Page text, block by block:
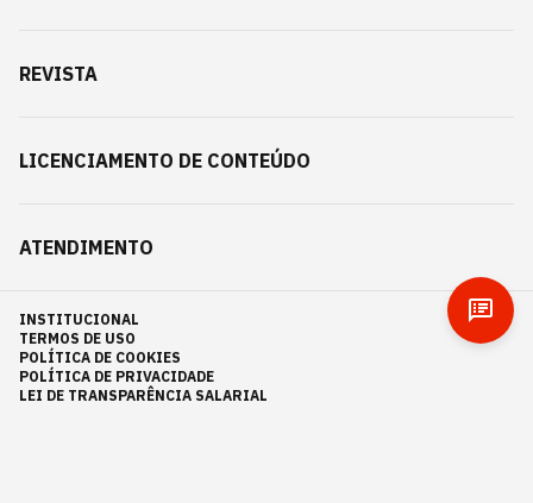
REVISTA
LICENCIAMENTO DE CONTEÚDO
ATENDIMENTO
INSTITUCIONAL
TERMOS DE USO
POLÍTICA DE COOKIES
POLÍTICA DE PRIVACIDADE
LEI DE TRANSPARÊNCIA SALARIAL